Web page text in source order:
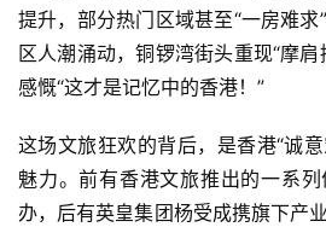
提升，部分热门区域甚至“一房难
区人潮涌动，铜锣湾街头重现“摩
感慨“这才是记忆中的香港！”
这场文旅狂欢的背后，是香港“诚
魅力。前有香港文旅推出的一系
办，后有英皇集团杨受成携旗下产